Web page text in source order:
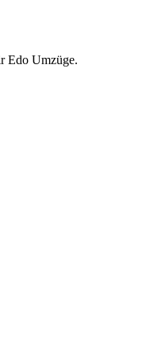
Edo Umzüge.